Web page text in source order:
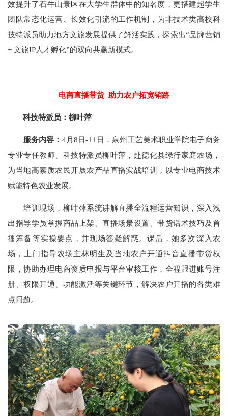
效提升了石牛山景区在大学生群体中的知名度，更搭建起学生
团队常态化运营、长效化引流的工作机制，为非技术类高校科
技特派员助力地方文旅发展提供了鲜活实践，探索出“品牌营销
+ 文旅IP人才孵化”的双向共赢新模式。
电商直播带货 助力农户拓宽销路
科技特派员：柳叶萍
服务内容： 4月8日-11日，泉州工艺美术职业学院电子商务
专业专任教师、科技特派员柳叶萍，赴德化县绿行家庭农场，
为当地高素质农民开展农产品直播实战培训，以专业电商技术
赋能特色农业发展。
培训现场，柳叶萍系统讲解直播全流程运营知识，深入浅
出指导学员掌握商品上架、直播场景设置、带货话术技巧及首
播筹备等实操要点，并现场答疑解惑。课后，她多次深入农
场，上门指导农场主林明生及当地农户开通抖音直播带货权
限，协助办理电商资质申报与平台审核工作，全程跟进账号注
册、权限开通、功能激活等关键环节，解决农户开播的各类难
点问题。